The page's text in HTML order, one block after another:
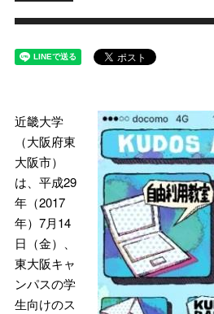
近畿大学
（大阪府東
大阪市）
は、平成29
年（2017
年）7月14
日（金）、
東大阪キャ
ンパスの学
生向けのス